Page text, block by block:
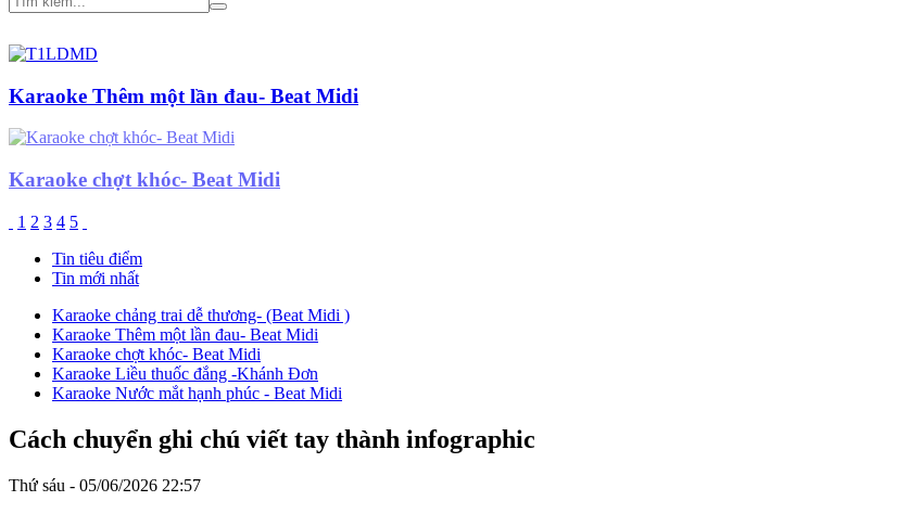
Karaoke chợt khóc- Beat Midi
1 2 3 4 5
Tin tiêu điểm
Tin mới nhất
Karaoke chảng trai dễ thương- (Beat Midi )
Karaoke Thêm một lần đau- Beat Midi
Karaoke chợt khóc- Beat Midi
Karaoke Liều thuốc đắng -Khánh Đơn
Karaoke Nước mắt hạnh phúc - Beat Midi
Cách chuyển ghi chú viết tay thành infographic
Thứ sáu - 05/06/2026 22:57